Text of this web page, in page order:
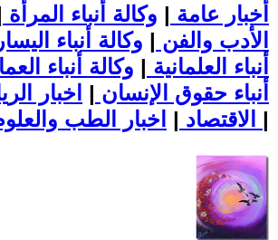
أخبار عامة | وكالة أنباء المرأة
الأدب والفن | وكالة أنباء اليسار
أنباء العلمانية | وكالة أنباء
أنباء حقوق الإنسان | اخبار
الاقتصاد | |